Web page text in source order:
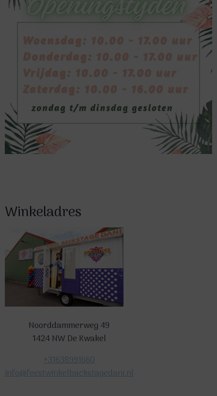
Winkeladres
Noorddammerweg 49
1424 NW De Kwakel
+31638991660
info@feestwinkelbackstagedani.nl